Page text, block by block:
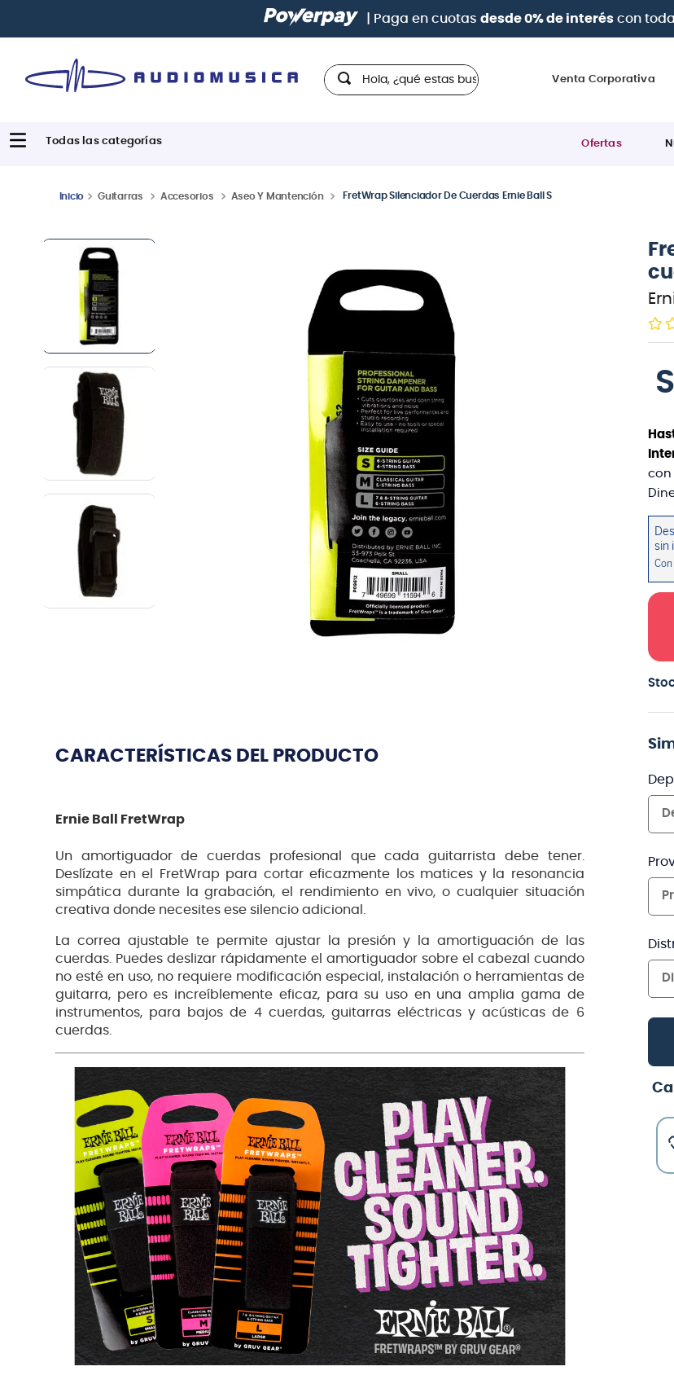
Paga conhasta 12 cuotas sin interesescon tarjetasBCP
Hola, ¿qué estas buscando?
Venta Corporativa
Ofertas
Guitarras Accesorios Aseo Y Mantención FretWrap Silenciador De Cuerdas Ernie Ball S
CARACTERÍSTICAS DEL PRODUCTO
Ernie Ball FretWrap
Un amortiguador de cuerdas profesional que cada guitarrista debe tener.
Deslízate en el FretWrap para cortar eficazmente los matices y la resonancia
simpática durante la grabación, el rendimiento en vivo, o cualquier situación
creativa donde necesites ese silencio adicional.
La correa ajustable te permite ajustar la presión y la amortiguación de las
cuerdas. Puedes deslizar rápidamente el amortiguador sobre el cabezal cuando
no esté en uso, no requiere modificación especial, instalación o herramientas de
guitarra, pero es increíblemente eficaz, para su uso en una amplia gama de
instrumentos, para bajos de 4 cuerdas, guitarras eléctricas y acústicas de 6
cuerdas.
con